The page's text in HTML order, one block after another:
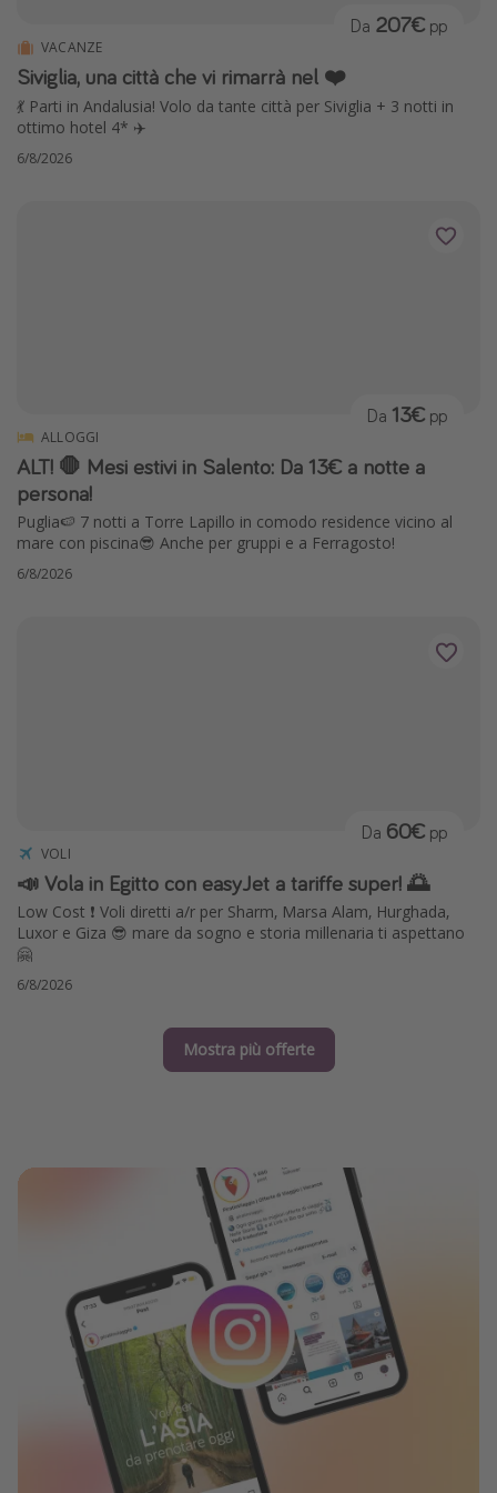
VACANZE
Siviglia, una città che vi rimarrà nel ❤️
💃 Parti in Andalusia! Volo da tante città per Siviglia + 3 notti in
ottimo hotel 4* ✈️
Da 207€ pp
6/8/2026
ALLOGGI
ALT! 🛑 Mesi estivi in Salento: Da 13€ a notte a
persona!
Puglia🍉 7 notti a Torre Lapillo in comodo residence vicino al
mare con piscina😎 Anche per gruppi e a Ferragosto!
Da 13€ pp
6/8/2026
VOLI
📣 Vola in Egitto con easyJet a tariffe super! 🌅
Low Cost ❗️ Voli diretti a/r per Sharm, Marsa Alam, Hurghada,
Luxor e Giza 😎 mare da sogno e storia millenaria ti aspettano
🤗
Da 60€ pp
6/8/2026
Mostra più offerte